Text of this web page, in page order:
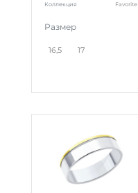
Коллекция Favorite
Размер
16,5 17